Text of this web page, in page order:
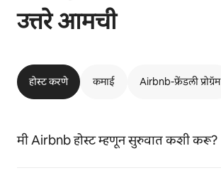
उत्तरे आमची
होस्ट करणे कमाई Airbnb-फ्रेंडली प्रोग्रॅम
मी Airbnb होस्ट म्हणून सुरुवात कशी करू?